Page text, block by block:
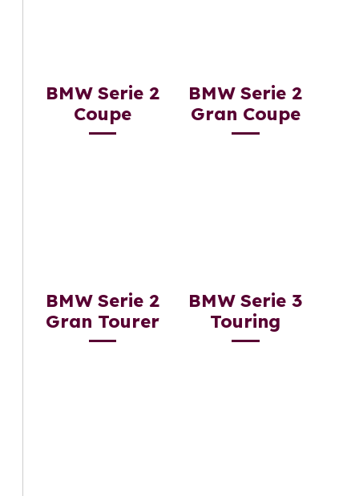
BMW Serie 2
Coupe
BMW Serie 2
Gran Coupe
BMW Serie 2
Gran Tourer
BMW Serie 3
Touring